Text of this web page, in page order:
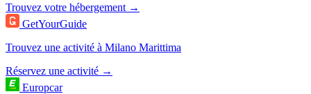
Trouvez votre hébergement →
GetYourGuide
Trouvez une activité à Milano Marittima
Réservez une activité →
Europcar